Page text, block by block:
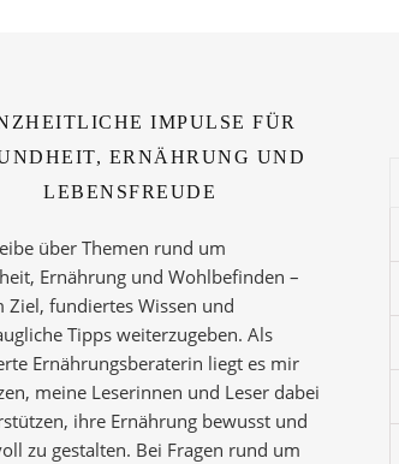
IMPULSE FÜR
ERNÄHRUNG UND
LEBENSFREUDE
über Themen rund um
Ernährung und Wohlbefinden –
Ziel, fundiertes Wissen und
Tipps weiterzugeben. Als
Ernährungsberaterin liegt es mir
meine Leserinnen und Leser dabei
ihre Ernährung bewusst und
zu gestalten. Bei Fragen rund um